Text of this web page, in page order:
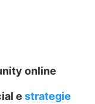
online
e strategie